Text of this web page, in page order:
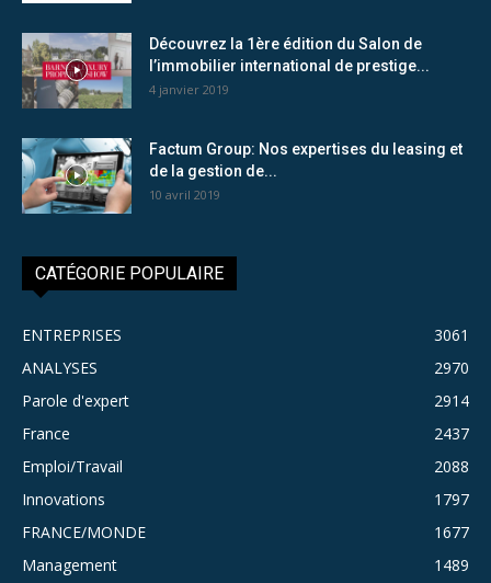
Découvrez la 1ère édition du Salon de
l’immobilier international de prestige...
4 janvier 2019
Factum Group: Nos expertises du leasing et
de la gestion de...
10 avril 2019
CATÉGORIE POPULAIRE
ENTREPRISES
3061
ANALYSES
2970
Parole d'expert
2914
France
2437
Emploi/Travail
2088
Innovations
1797
FRANCE/MONDE
1677
Management
1489